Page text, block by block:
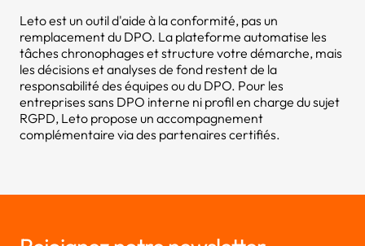
Leto est un outil d'aide à la conformité, pas un
remplacement du DPO. La plateforme automatise les
tâches chronophages et structure votre démarche, mais
les décisions et analyses de fond restent de la
responsabilité des équipes ou du DPO. Pour les
entreprises sans DPO interne ni profil en charge du sujet
RGPD, Leto propose un accompagnement
complémentaire via des partenaires certifiés.